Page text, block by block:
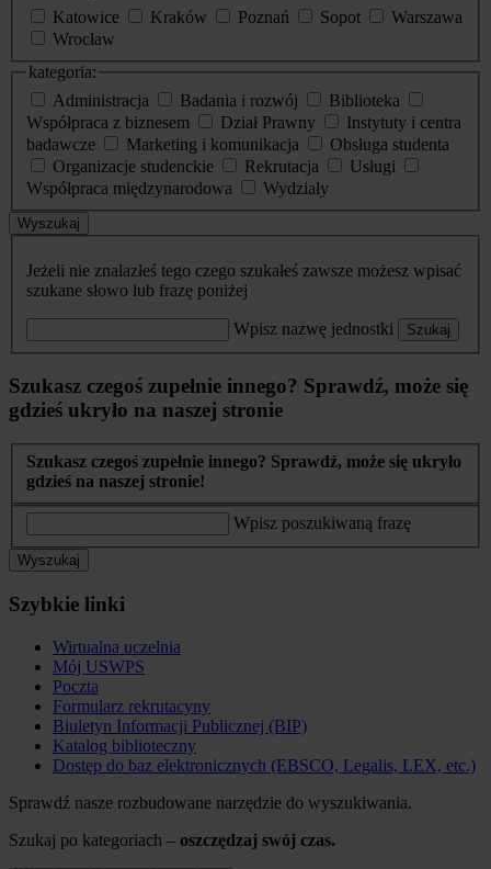
Katowice
Kraków Poznań Sopot
Warszawa
Wrocław
kategoria:
Administracja
Badania i rozwój
Biblioteka
Współpraca z biznesem
Dział Prawny
Instytuty i centra
badawcze
Marketing i komunikacja
Obsługa studenta
Organizacje studenckie
Rekrutacja
Usługi
Współpraca międzynarodowa
Wydziały
Wyszukaj
Jeżeli nie znalazłeś tego czego szukałeś zawsze możesz wpisać
szukane słowo lub frazę poniżej
Wpisz nazwę jednostki Szukaj
Szukasz czegoś zupełnie innego? Sprawdź, może się
gdzieś ukryło na naszej stronie
Szukasz czegoś zupełnie innego? Sprawdź, może się ukryło
gdzieś na naszej stronie!
Wpisz poszukiwaną frazę
Wyszukaj
Szybkie linki
Wirtualna uczelnia
Mój USWPS
Poczta
Formularz rekrutacyny
Biuletyn Informacji Publicznej (BIP)
Katalog biblioteczny
Dostęp do baz elektronicznych (EBSCO, Legalis, LEX, etc.)
Sprawdź nasze rozbudowane narzędzie do wyszukiwania.
Szukaj po kategoriach – oszczędzaj swój czas.